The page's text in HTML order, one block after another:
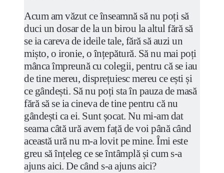
Acum am văzut ce înseamnă să nu poți să
duci un dosar de la un birou la altul fără să
se ia careva de ideile tale, fără să auzi un
mișto, o ironie, o înțepătură. Să nu mai poți
mânca împreună cu colegii, pentru că se iau
de tine mereu, disprețuiesc mereu ce ești și
ce gândești. Să nu poți sta în pauza de masă
fără să se ia cineva de tine pentru că nu
gândești ca ei. Sunt șocat. Nu mi-am dat
seama câtă ură avem față de voi până când
această ură nu m-a lovit pe mine. Îmi este
greu să înțeleg ce se întâmplă și cum s-a
ajuns aici. De când s-a ajuns aici?